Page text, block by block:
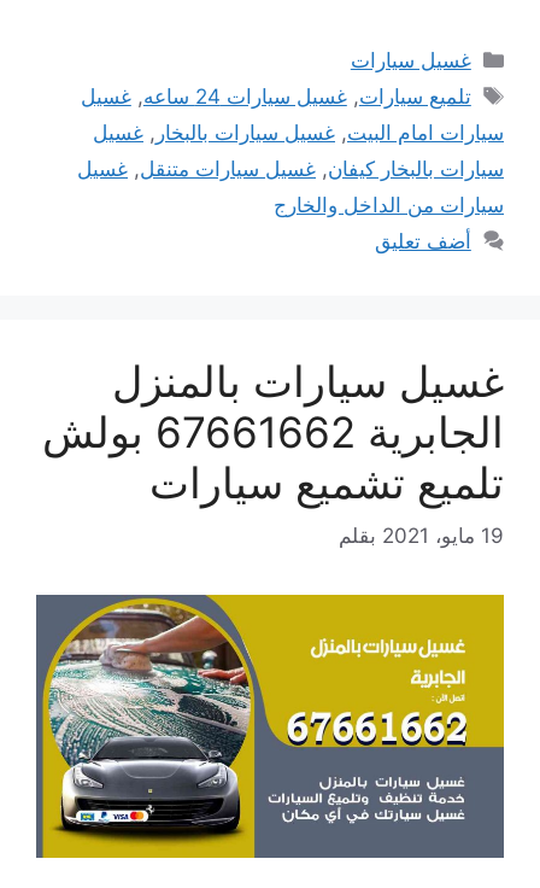
التصنيفات
غسيل سيارات
الوسوم
تلميع سيارات,غسيل سيارات 24 ساعه ,غسيل
سيارات امام البيت, غسيل سيارات بالبخار , غسيل
سيارات بالبخار كيفان, غسيل سيارات متنقل, غسيل
سيارات من الداخل والخارج
أضف تعليق
غسيل سيارات بالمنزل
الجابرية 67661662 بولش
تلميع تشميع سيارات
19 مايو، 2021 بقلم